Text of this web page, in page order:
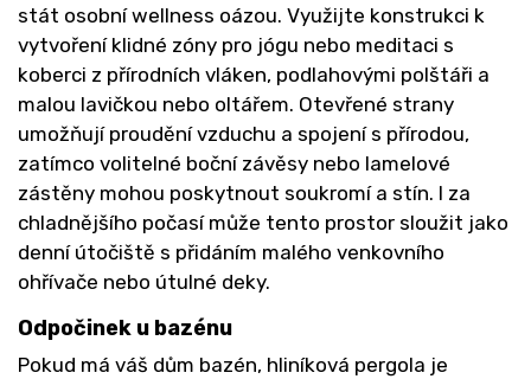
stát osobní wellness oázou. Využijte konstrukci k
vytvoření klidné zóny pro jógu nebo meditaci s
koberci z přírodních vláken, podlahovými polštáři a
malou lavičkou nebo oltářem. Otevřené strany
umožňují proudění vzduchu a spojení s přírodou,
zatímco volitelné boční závěsy nebo lamelové
zástěny mohou poskytnout soukromí a stín. I za
chladnějšího počasí může tento prostor sloužit jako
denní útočiště s přidáním malého venkovního
ohřívače nebo útulné deky.
Odpočinek u bazénu
Pokud má váš dům bazén, hliníková pergola je